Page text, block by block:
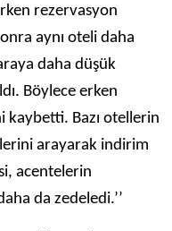
rezervasyon
aynı oteli daha
daha düşük
Böylece erken
kaybetti. Bazı otellerin
arayarak indirim
acentelerin
da zedeledi.’’